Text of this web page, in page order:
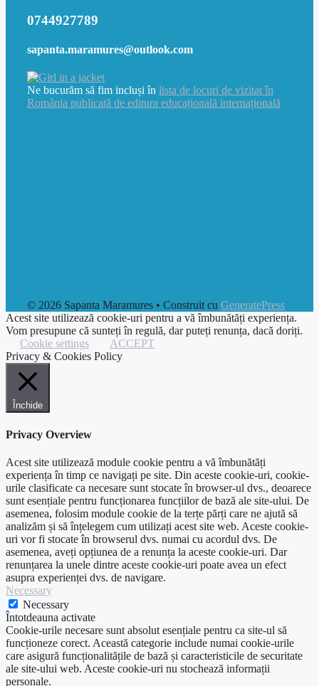
0744927789
sapanta.maramures@outlook.com
Ne bucurăm să fim incluși în lista de locuri de vizitat în
România publicată de editura educațională internațională
© 2026 Sapanta Maramures • Construit cu GeneratePress
Acest site utilizează cookie-uri pentru a vă îmbunătăți experiența.
Vom presupune că sunteți în regulă, dar puteți renunța, dacă doriți.
Cookie settings
ACCEPT
Privacy & Cookies Policy
Închide
Privacy Overview
Acest site utilizează module cookie pentru a vă îmbunătăți
experiența în timp ce navigați pe site. Din aceste cookie-uri, cookie-
urile clasificate ca necesare sunt stocate în browser-ul dvs., deoarece
sunt esențiale pentru funcționarea funcțiilor de bază ale site-ului. De
asemenea, folosim module cookie de la terțe părți care ne ajută să
analizăm și să înțelegem cum utilizați acest site web. Aceste cookie-
uri vor fi stocate în browserul dvs. numai cu acordul dvs. De
asemenea, aveți opțiunea de a renunța la aceste cookie-uri. Dar
renunțarea la unele dintre aceste cookie-uri poate avea un efect
asupra experienței dvs. de navigare.
Necessary
Necessary
Întotdeauna activate
Cookie-urile necesare sunt absolut esențiale pentru ca site-ul să
funcționeze corect. Această categorie include numai cookie-urile
care asigură funcționalitățile de bază și caracteristicile de securitate
ale site-ului web. Aceste cookie-uri nu stochează informații
personale.